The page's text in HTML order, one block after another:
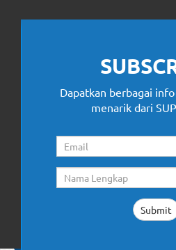
Dapatkan berbagai
menarik dari